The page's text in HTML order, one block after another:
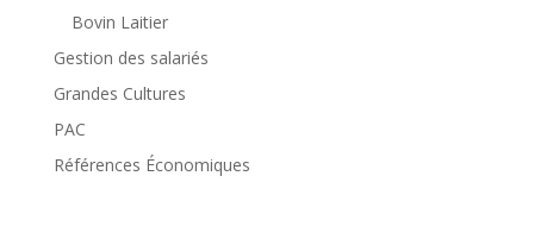
Bovin Laitier
Gestion des salariés
Grandes Cultures
PAC
Références Économiques